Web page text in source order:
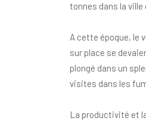
tonnes dans la ville
A cette époque, le
sur place se
plongé dans un
visites dans les
La productivité et